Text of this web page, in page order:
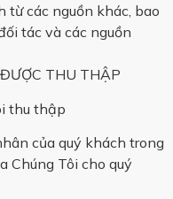
các nguồn khác, bao
tác và các nguồn
THU THẬP
thu thập
của quý khách trong
Chúng Tôi cho quý